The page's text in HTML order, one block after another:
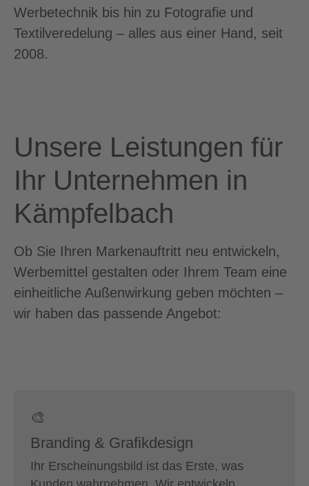
Werbetechnik bis hin zu Fotografie und
Textilveredelung – alles aus einer Hand, seit
2008.
Unsere Leistungen für
Ihr Unternehmen in
Kämpfelbach
Ob Sie Ihren Markenauftritt neu entwickeln,
Werbemittel gestalten oder Ihrem Team eine
einheitliche Außenwirkung geben möchten –
wir haben das passende Angebot:
🎨
Branding & Grafikdesign
Ihr Erscheinungsbild ist das Erste, was